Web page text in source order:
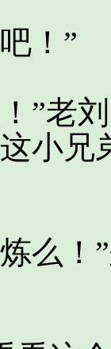
！”
老刘
小
！”